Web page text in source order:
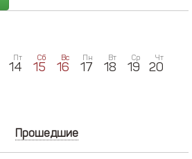
Пт
14
Сб
15
Вс
16
Пн
17
Вт
18
Ср
19
Чт
20
ИЮНЬ 2026
Прошедшие